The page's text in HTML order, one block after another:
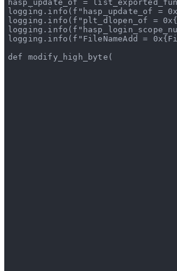
hasp_update_of =
logging.info( f"hasp_update_of =
logging.info( f"plt_dlopen_of =
logging.info(
logging.info( f"FileNameAdd =
def
modify_high_byte (